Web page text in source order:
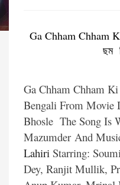
Ga Chham Chham
ছম
Ga Chham Chham
Bengali From Movie
Bhosle The Song Is
Mazumder And
Lahiri Starring:
Dey, Ranjit Mullik,